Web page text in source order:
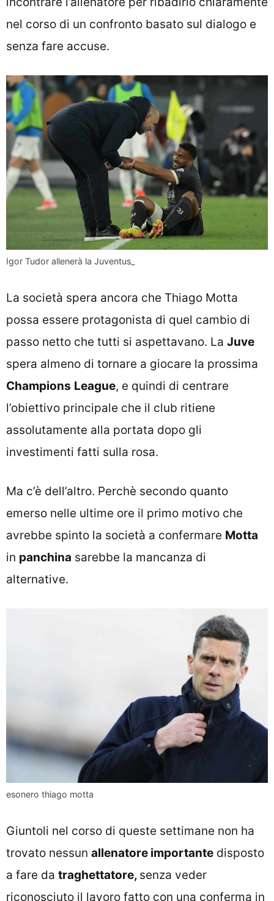
nel corso di un confronto basato sul dialogo e
senza fare accuse.
Igor Tudor allenerà la Juventus_
La società spera ancora che Thiago Motta
possa essere protagonista di quel cambio di
passo netto che tutti si aspettavano. La Juve
spera almeno di tornare a giocare la prossima
Champions League, e quindi di centrare
l’obiettivo principale che il club ritiene
assolutamente alla portata dopo gli
investimenti fatti sulla rosa.
Ma c’è dell’altro. Perchè secondo quanto
emerso nelle ultime ore il primo motivo che
avrebbe spinto la società a confermare Motta
in panchina sarebbe la mancanza di
alternative.
esonero thiago motta
Giuntoli nel corso di queste settimane non ha
trovato nessun allenatore importante disposto
a fare da traghettatore, senza veder
riconosciuto il lavoro fatto con una conferma in